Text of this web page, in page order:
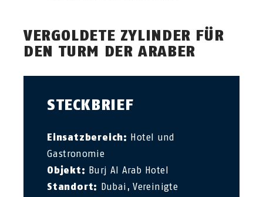
VERGOLDETE ZYLINDER FÜR
DEN TURM DER ARABER
STECKBRIEF
Einsatzbereich: Hotel und
Gastronomie
Objekt: Burj Al Arab Hotel
Standort: Dubai, Vereinigte